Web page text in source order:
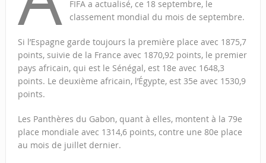
FIFA a actualisé, ce 18 septembre, le
classement mondial du mois de septembre.
Si l’Espagne garde toujours la première place avec 1875,7
points, suivie de la France avec 1870,92 points, le premier
pays africain, qui est le Sénégal, est 18e avec 1648,3
points. Le deuxième africain, l’Égypte, est 35e avec 1530,9
points.
Les Panthères du Gabon, quant à elles, montent à la 79e
place mondiale avec 1314,6 points, contre une 80e place
au mois de juillet dernier.